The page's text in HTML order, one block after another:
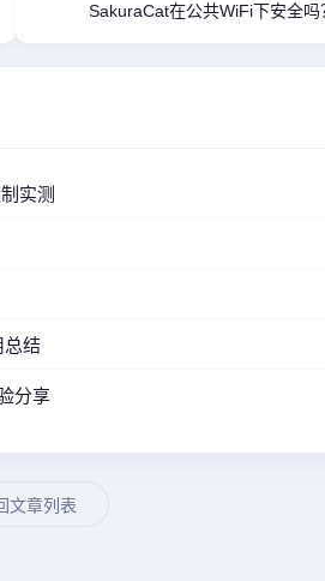
SakuraCat在公共WiFi下安全
实测
总结
分享
文章列表